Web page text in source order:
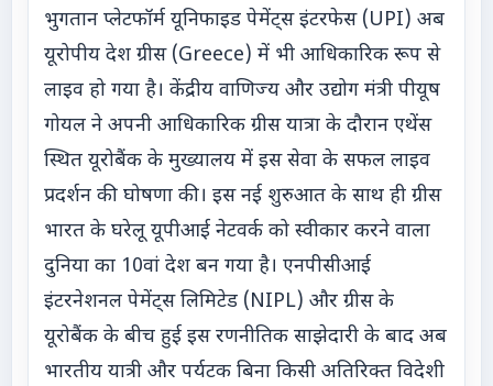
भुगतान प्लेटफॉर्म यूनिफाइड पेमेंट्स इंटरफेस (UPI) अब
यूरोपीय देश ग्रीस (Greece) में भी आधिकारिक रूप से
लाइव हो गया है। केंद्रीय वाणिज्य और उद्योग मंत्री पीयूष
गोयल ने अपनी आधिकारिक ग्रीस यात्रा के दौरान एथेंस
स्थित यूरोबैंक के मुख्यालय में इस सेवा के सफल लाइव
प्रदर्शन की घोषणा की। इस नई शुरुआत के साथ ही ग्रीस
भारत के घरेलू यूपीआई नेटवर्क को स्वीकार करने वाला
दुनिया का 10वां देश बन गया है। एनपीसीआई
इंटरनेशनल पेमेंट्स लिमिटेड (NIPL) और ग्रीस के
यूरोबैंक के बीच हुई इस रणनीतिक साझेदारी के बाद अब
भारतीय यात्री और पर्यटक बिना किसी अतिरिक्त विदेशी